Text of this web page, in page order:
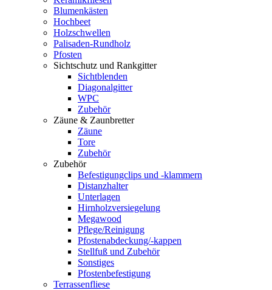
Blumenkästen
Hochbeet
Holzschwellen
Palisaden-Rundholz
Pfosten
Sichtschutz und Rankgitter
Sichtblenden
Diagonalgitter
WPC
Zubehör
Zäune & Zaunbretter
Zäune
Tore
Zubehör
Zubehör
Befestigungclips und -klammern
Distanzhalter
Unterlagen
Hirnholzversiegelung
Megawood
Pflege/Reinigung
Pfostenabdeckung/-kappen
Stellfuß und Zubehör
Sonstiges
Pfostenbefestigung
Terrassenfliese